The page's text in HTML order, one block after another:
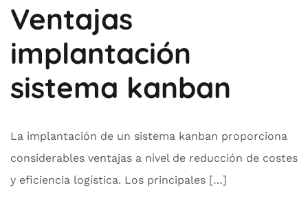
Ventajas
implantación
sistema kanban
La implantación de un sistema kanban proporciona
considerables ventajas a nivel de reducción de costes
y eficiencia logística. Los principales […]